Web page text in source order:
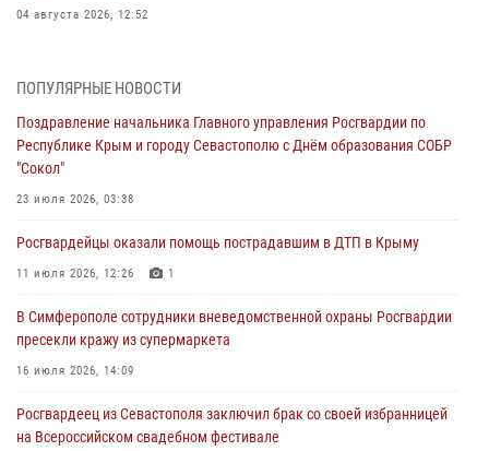
04 августа 2026, 12:52
мужчину
Росгвардия в Крыму и Севастополе задержала ряд
правонарушителей
03 августа 2026, 14:08
В Симферополе росгвардейцы задержали гражданина,
подозреваемого в совершении серии краж
Росгвардейцы оперативно задержали нарушителя на охраняемом
объекте в Севастополе
ПОПУЛЯРНЫЕ НОВОСТИ
Поздравление начальника Главного управления Росгвардии по
Республике Крым и городу Севастополю с Днём образования СОБР
"Сокол"
23 июля 2026, 03:38
Росгвардейцы оказали помощь пострадавшим в ДТП в Крыму
11 июля 2026, 12:26 1
В Симферополе сотрудники вневедомственной охраны Росгвардии
пресекли кражу из супермаркета
16 июля 2026, 14:09
Росгвардеец из Севастополя заключил брак со своей избранницей
на Всероссийском свадебном фестивале